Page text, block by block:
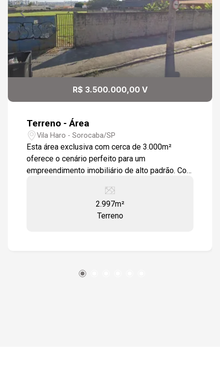
R$ 3.500.000,00 V
Terreno - Área
Vila Haro - Sorocaba/SP
Esta área exclusiva com cerca de 3.000m²
oferece o cenário perfeito para um
empreendimento imobiliário de alto padrão. Com
construção de projetos modernos e
sofisticados. A localização estratégica coloca
você próximo a escolas, restaurantes e
mobilidade e valorização constante da
2.997m²
Terreno